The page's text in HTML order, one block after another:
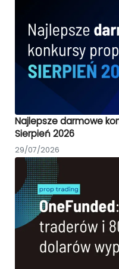
Najlepsze darmowe
Sierpień 2026
29/07/2026